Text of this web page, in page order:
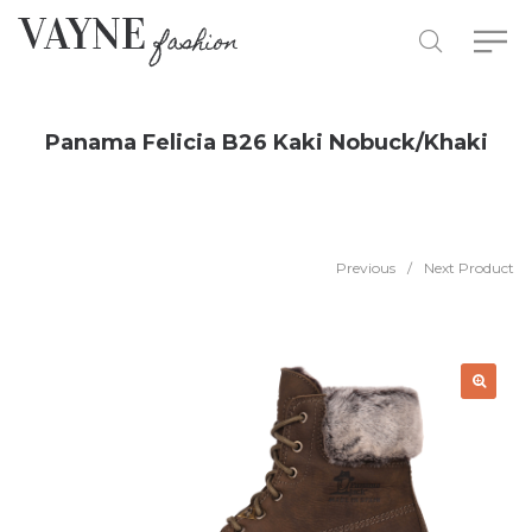
Panama Felicia B26 Kaki Nobuck/Khaki
Previous / Next Product